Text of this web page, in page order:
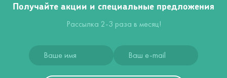
Получайте акции и специальные предложения
Рассылка 2-3 раза в месяц!